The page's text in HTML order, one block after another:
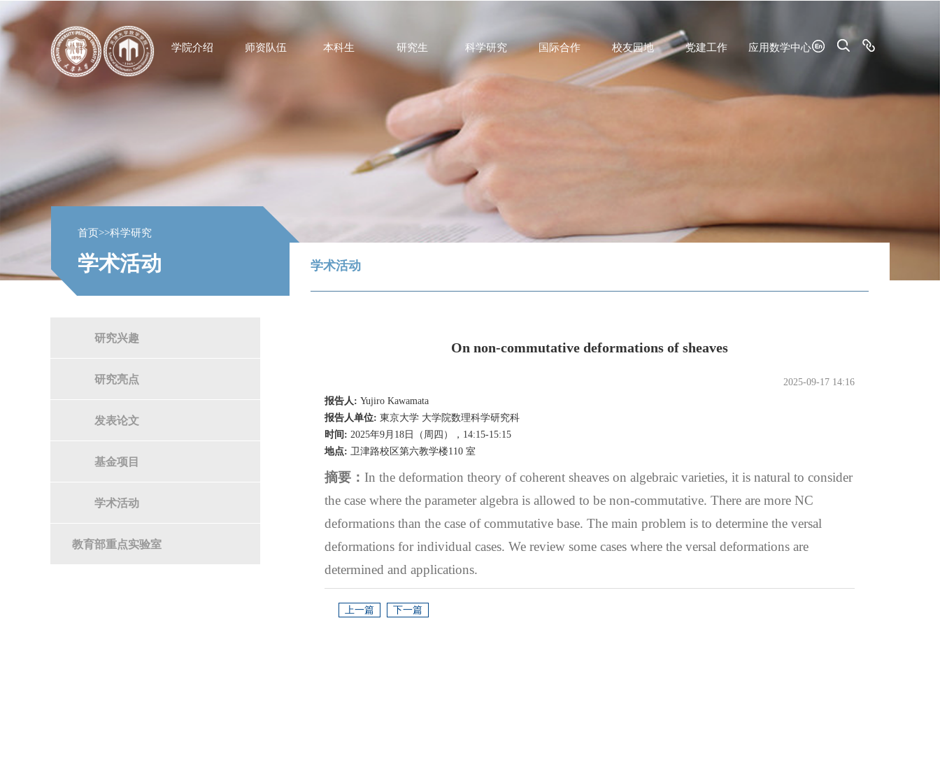
学院介绍 师资队伍 本科生 研究生 科学研究 国际合作 校友园地 党建工作 应用数学中心
首页>>科学研究
学术活动
研究兴趣
研究亮点
发表论文
基金项目
学术活动
教育部重点实验室
学术活动
On non-commutative deformations of sheaves
2025-09-17 14:16
报告人: Yujiro Kawamata
报告人单位: 東京大学 大学院数理科学研究科
时间: 2025年9月18日（周四），14:15-15:15
地点: 卫津路校区第六教学楼110 室
摘要 ： In the deformation theory of coherent sheaves on algebraic varieties, it is natural to consider
the case where the parameter algebra is allowed to be non-commutative. There are more NC
deformations than the case of commutative base. The main problem is to determine the versal
deformations for individual cases. We review some cases where the versal deformations are
determined and applications.
上一篇 下一篇